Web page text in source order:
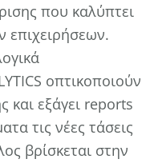
που καλύπτει
επιχειρήσεων.
οπτικοποιούν
και εξάγει reports
τις νέες τάσεις
βρίσκεται στην